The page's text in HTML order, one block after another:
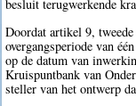
besluit terugwerkende
Doordat artikel 9,
overgangsperiode van
op de datum van
Kruispuntbank van
steller van het ontwerp